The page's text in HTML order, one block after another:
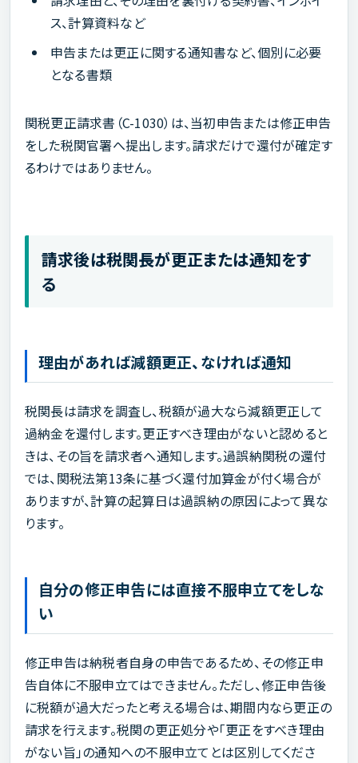
ス、計算資料など
申告または更正に関する通知書など、個別に必要
となる書類
関税更正請求書（C-1030）は、当初申告または修正申告
をした税関官署へ提出します。請求だけで還付が確定す
るわけではありません。
請求後は税関長が更正または通知をす
る
理由があれば減額更正、なければ通知
税関長は請求を調査し、税額が過大なら減額更正して
過納金を還付します。更正すべき理由がないと認めると
きは、その旨を請求者へ通知します。過誤納関税の還付
では、関税法第13条に基づく還付加算金が付く場合が
ありますが、計算の起算日は過誤納の原因によって異な
ります。
自分の修正申告には直接不服申立てをしな
い
修正申告は納税者自身の申告であるため、その修正申
告自体に不服申立てはできません。ただし、修正申告後
に税額が過大だったと考える場合は、期間内なら更正の
請求を行えます。税関の更正処分や「更正をすべき理由
がない旨」の通知への不服申立てとは区別してくださ